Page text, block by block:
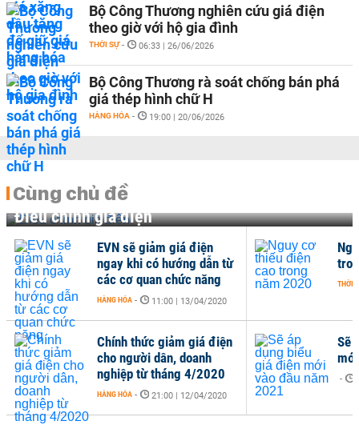
Bộ Công Thương nghiên cứu giá điện
theo giờ với hộ gia đình
THỜI SỰ - 06:33 | 26/06/2026
Bộ Công Thương rà soát chống bán phá
giá thép hình chữ H
HÀNG HÓA - 19:00 | 20/06/2026
Cùng chủ đề
Điều chỉnh giá điện
Sẽ
-
EVN sẽ giảm giá điện
ngay khi có hướng dẫn từ
các cơ quan chức năng
HÀNG HÓA - 11:00 | 13/04/2020
Chính thức giảm giá điện
cho người dân, doanh
nghiệp từ tháng 4/2020
HÀNG HÓA - 21:00 | 12/04/2020
THỜI